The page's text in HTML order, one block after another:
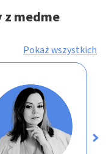
z medme
Pokaż wszystkich